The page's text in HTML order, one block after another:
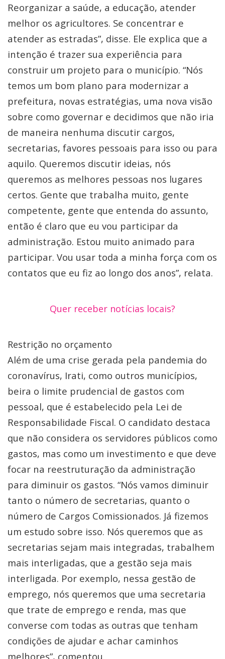
Reorganizar a saúde, a educação, atender
melhor os agricultores. Se concentrar e
atender as estradas”, disse. Ele explica que a
intenção é trazer sua experiência para
construir um projeto para o município. “Nós
temos um bom plano para modernizar a
prefeitura, novas estratégias, uma nova visão
sobre como governar e decidimos que não iria
de maneira nenhuma discutir cargos,
secretarias, favores pessoais para isso ou para
aquilo. Queremos discutir ideias, nós
queremos as melhores pessoas nos lugares
certos. Gente que trabalha muito, gente
competente, gente que entenda do assunto,
então é claro que eu vou participar da
administração. Estou muito animado para
participar. Vou usar toda a minha força com os
contatos que eu fiz ao longo dos anos”, relata.
Quer receber notícias locais?
Restrição no orçamento
Além de uma crise gerada pela pandemia do
coronavírus, Irati, como outros municípios,
beira o limite prudencial de gastos com
pessoal, que é estabelecido pela Lei de
Responsabilidade Fiscal. O candidato destaca
que não considera os servidores públicos como
gastos, mas como um investimento e que deve
focar na reestruturação da administração
para diminuir os gastos. “Nós vamos diminuir
tanto o número de secretarias, quanto o
número de Cargos Comissionados. Já fizemos
um estudo sobre isso. Nós queremos que as
secretarias sejam mais integradas, trabalhem
mais interligadas, que a gestão seja mais
interligada. Por exemplo, nessa gestão de
emprego, nós queremos que uma secretaria
que trate de emprego e renda, mas que
converse com todas as outras que tenham
condições de ajudar e achar caminhos
melhores”, comentou.